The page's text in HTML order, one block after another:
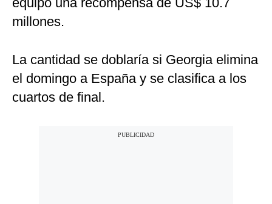
millones.
La cantidad se doblaría si Georgia elimina
el domingo a España y se clasifica a los
cuartos de final.